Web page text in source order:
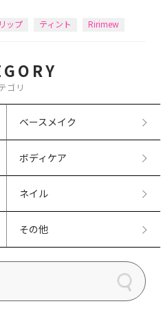
リップ ティント Ririmew
ゴリ
ベースメイク
ボディケア
ネイル
その他